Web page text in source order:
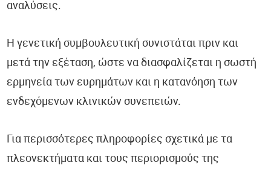
αναλύσεις.
Η γενετική συμβουλευτική συνιστάται πριν και
μετά την εξέταση, ώστε να διασφαλίζεται η σωστή
ερμηνεία των ευρημάτων και η κατανόηση των
ενδεχόμενων κλινικών συνεπειών.
Για περισσότερες πληροφορίες σχετικά με τα
πλεονεκτήματα και τους περιορισμούς της